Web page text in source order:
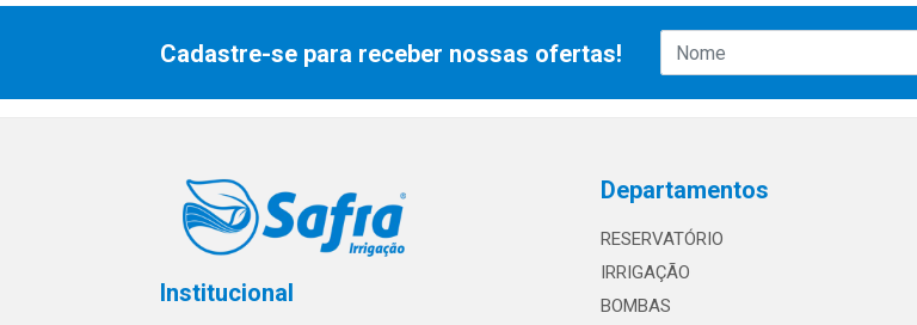
Cadastre-se para receber nossas ofertas!
Institucional
Departamentos
RESERVATÓRIO
IRRIGAÇÃO
BOMBAS